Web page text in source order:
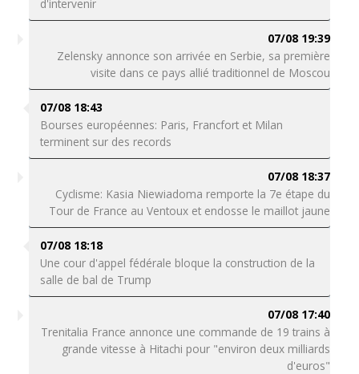
d'intervenir
07/08 19:39
Zelensky annonce son arrivée en Serbie, sa première
visite dans ce pays allié traditionnel de Moscou
07/08 18:43
Bourses européennes: Paris, Francfort et Milan
terminent sur des records
07/08 18:37
Cyclisme: Kasia Niewiadoma remporte la 7e étape du
Tour de France au Ventoux et endosse le maillot jaune
07/08 18:18
Une cour d'appel fédérale bloque la construction de la
salle de bal de Trump
07/08 17:40
Trenitalia France annonce une commande de 19 trains à
grande vitesse à Hitachi pour "environ deux milliards
d'euros"